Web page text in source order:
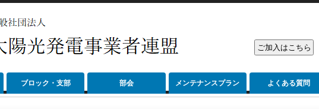
ブロック・支部 部会 メンテナンスプラン よくある質問